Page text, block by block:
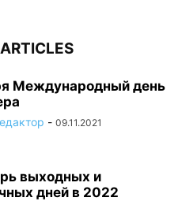
Международный день
- 09.11.2021
выходных и
дней в 2022